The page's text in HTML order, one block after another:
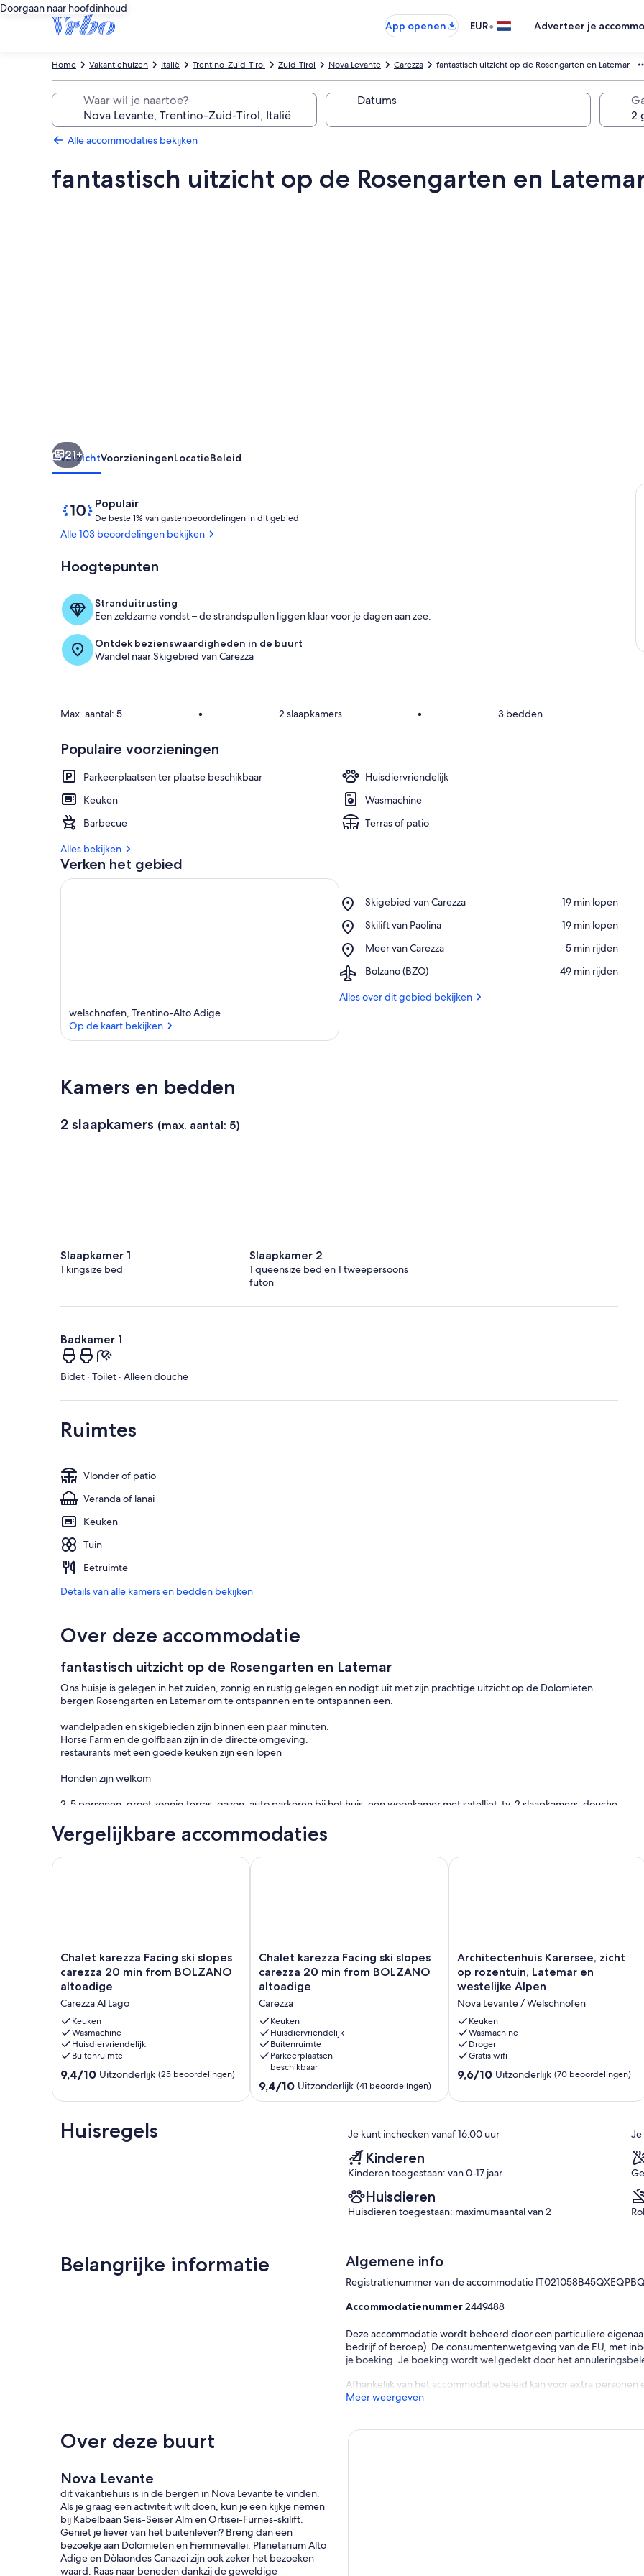
Doorgaan naar hoofdinhoud
App openen
EUR• Adverteer je
fantastisch uitzicht op de Rosengarten en Latemar
Carezza
Nova Levante
Zuid-Tirol
Trentino-Zuid-Tirol
Italië
Vakantiehuizen
Home
Waar wil je naartoe? Datums
Alle accommodaties bekijken
fantastisch uitzicht op de Rosengarten en
21+
OverzichtVoorzieningenLocatieBeleid
Beoordelingen
Populair
10
van
10,
onder
gasten
De beste 1% van gastenbeoordelingen in dit gebied
%
g
e
Alle 103 beoordelingen bekijken
Hoogtepunten
Stranduitrusting
Een zeldzame vondst – de strandspullen liggen klaar voor je dagen aan zee.
Ontdek bezienswaardigheden in de buurt
Wandel naar Skigebied van Carezza
Max. aantal: 5 • 2 slaapkamers • 3 bedden
Populaire voorzieningen
Parkeerplaatsen ter plaatse beschikbaar
Huisdiervriendelijk
Keuken
Wasmachine
Barbecue
Terras of patio
Alles bekijken
Verken het gebied
welschnofen, Trentino-Alto Adige
Op de kaart bekijken
Skigebied van Carezza
Place,
van
‪19 min lopen‬
Skilift van Paolina
Place,
van
‪19 min lopen‬
Meer van Carezza
Place,
van
‪5 min rijden‬
Bolzano (BZO)
Airport,
(BZO)
‪49 min rijden‬
Alles over dit gebied bekijken
Kamers en bedden
2 slaapkamers (max. aantal: 5)
Slaapkamer 1
1 kingsize bed
Slaapkamer 2
1 queensize bed en 1 tweepersoons
futon
Badkamer 1
Bidet · Toilet · Alleen douche
Ruimtes
Vlonder of patio
Veranda of lanai
Keuken
Tuin
Eetruimte
Details van alle kamers en bedden bekijken
Over deze accommodatie
fantastisch uitzicht op de Rosengarten en Latemar
Ons huisje is gelegen in het zuiden, zonnig en rustig gelegen en nodigt uit met zijn prachtige uitzicht op de Dolomieten
bergen Rosengarten en Latemar om te ontspannen en te ontspannen een.
wandelpaden en skigebieden zijn binnen een paar minuten.
Horse Farm en de golfbaan zijn in de directe omgeving.
restaurants met een goede keuken zijn een lopen
Honden zijn welkom
2-5 personen, groot zonnig terras, gazon, auto parkeren bij het huis, een woonkamer met satelliet-tv, 2 slaapkamers, douche
beddengoed en handdoeken zijn aanwezig.
Vergelijkbare accommodaties
Chalet
karezza
Facing
slopes
carezza
20
min
from
BOLZANO
Carezza
Lago
Chalet karezza Facing ski slopes
carezza 20 min from BOLZANO
altoadige
Carezza Al Lago
Keuken
Wasmachine
Huisdiervriendelijk
Buitenruimte
9.4
10,
(25
beoordelingen)
9,4/10 Uitzonderlijk (25 beoordelingen)
Chalet karezza Facing ski slopes carezza 20 min from BOLZANO altoadige
Chalet
karezza
Facing
slopes
carezza
20
min
from
BOLZANO
altoadige
Carezza
Chalet karezza Facing ski slopes
carezza 20 min from BOLZANO
altoadige
Carezza
Keuken
Huisdiervriendelijk
Buitenruimte
Parkeerplaatsen
beschikbaar
9.4
van
9,4/10 Uitzonderlijk (41 beoordelingen)
Chalet karezza Facing ski slopes carezza 20 min from BOLZANO altoadige
Architectenhuis
Karersee,
zicht
rozentuin,
Latemar
en
westelijke
Alpen
Nova
/
Architectenhuis Karersee, zicht
op rozentuin, Latemar en
westelijke Alpen
Nova Levante / Welschnofen
Keuken
Wasmachine
Droger
Gratis wifi
9.6
10,
beoordelingen)
9,6/10 Uitzonderlijk (70 beoordelingen)
Architectenhuis Karersee, zicht op
Huisregels Je kunt inchecken vanaf 16.00 uur
Kinderen
Kinderen toegestaan: van 0-17 jaar
Huisdieren
Huisdieren toegestaan: maximumaantal van 2
Belangrijke informatie Algemene info
Registratienummer van de accommodatie IT021058B45QXEQPBQ
Accommodatienummer2449488
Deze accommodatie wordt beheerd door een particuliere
bedrijf of beroep). De consumentenwetgeving van de EU, met
je boeking. Je boeking wordt wel gedekt door het
Afhankelijk van het accommodatiebeleid kan voor extra
Meer weergeven
Over deze buurt
Nova Levante
dit vakantiehuis is in de bergen in Nova Levante te vinden.
Als je graag een activiteit wilt doen, kun je een kijkje nemen
bij Kabelbaan Seis-Seiser Alm en Ortisei-Furnes-skilift.
Geniet je liever van het buitenleven? Breng dan een
bezoekje aan Dolomieten en Fiemmevallei. Planetarium Alto
Adige en Dòlaondes Canazei zijn ook zeker het bezoeken
waard. Raas naar beneden dankzij de geweldige